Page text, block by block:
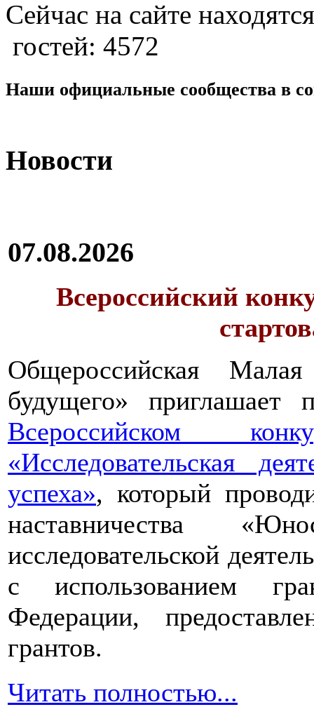
Сейчас на сайте
гостей: 4572
Наши официальные сообщества в
Новости
07.08.2026
Всероссийский
Общероссийская
будущего» приглашает
Всероссийском
«Исследовательская
успеха», который
наставничества
исследовательской
с использованием
Федерации,
грантов.
Читать полностью...